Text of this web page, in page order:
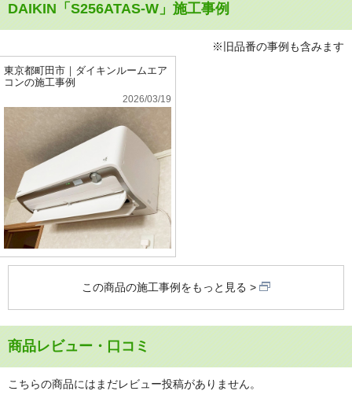
DAIKIN「S256ATAS-W」施工事例
※旧品番の事例も含みます
東京都町田市｜ダイキンルームエア
コンの施工事例
2026/03/19
この商品の施工事例をもっと見る
商品レビュー・口コミ
こちらの商品にはまだレビュー投稿がありません。